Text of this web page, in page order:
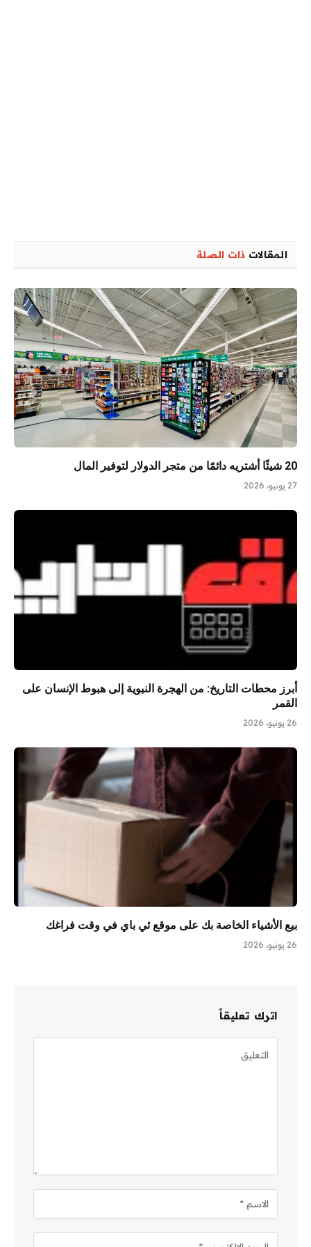
المقالات ذات الصلة
20 شيئًا أشتريه دائمًا من متجر الدولار لتوفير المال
27 يونيو، 2026
أبرز محطات التاريخ: من الهجرة النبوية إلى هبوط الإنسان على
القمر
26 يونيو، 2026
بيع الأشياء الخاصة بك على موقع ئي باي في وقت فراغك
26 يونيو، 2026
اترك تعليقاً